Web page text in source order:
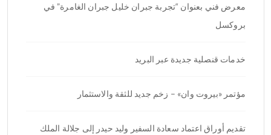
معرض فني بعنوان “تجربة جبران خليل جبران الغامرة” في
بروكسل
خدمات قنصلية جديدة عبر البريد
مؤتمر «بيروت وان» – زخم جديد للثقة والاستثمار
تقديم أوراق اعتماد سعادة السفير وليد حيدر إلى جلالة الملك